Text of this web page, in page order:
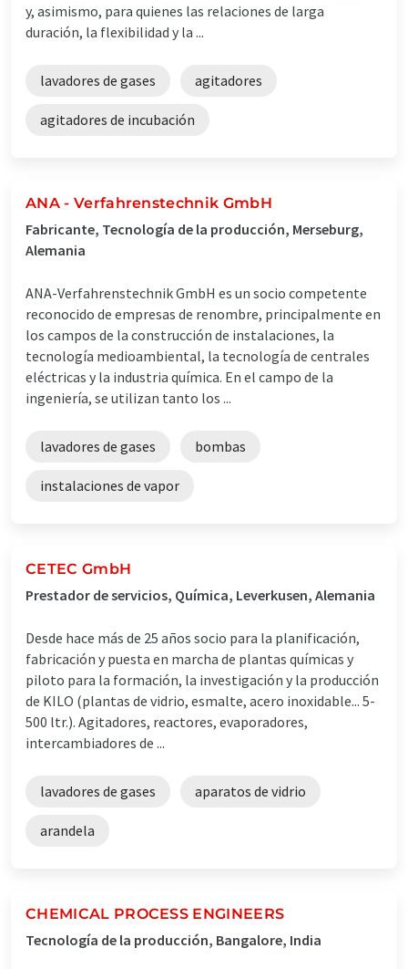
y, asimismo, para quienes las relaciones de larga
duración, la flexibilidad y la ...
lavadores de gases agitadores
agitadores de incubación
ANA - Verfahrenstechnik GmbH
Fabricante, Tecnología de la producción, Merseburg,
Alemania
ANA-Verfahrenstechnik GmbH es un socio competente
reconocido de empresas de renombre, principalmente en
los campos de la construcción de instalaciones, la
tecnología medioambiental, la tecnología de centrales
eléctricas y la industria química. En el campo de la
ingeniería, se utilizan tanto los ...
lavadores de gases bombas
instalaciones de vapor
CETEC GmbH
Prestador de servicios, Química, Leverkusen, Alemania
Desde hace más de 25 años socio para la planificación,
fabricación y puesta en marcha de plantas químicas y
piloto para la formación, la investigación y la producción
de KILO (plantas de vidrio, esmalte, acero inoxidable... 5-
500 ltr.). Agitadores, reactores, evaporadores,
intercambiadores de ...
lavadores de gases aparatos de vidrio
arandela
CHEMICAL PROCESS ENGINEERS
Tecnología de la producción, Bangalore, India